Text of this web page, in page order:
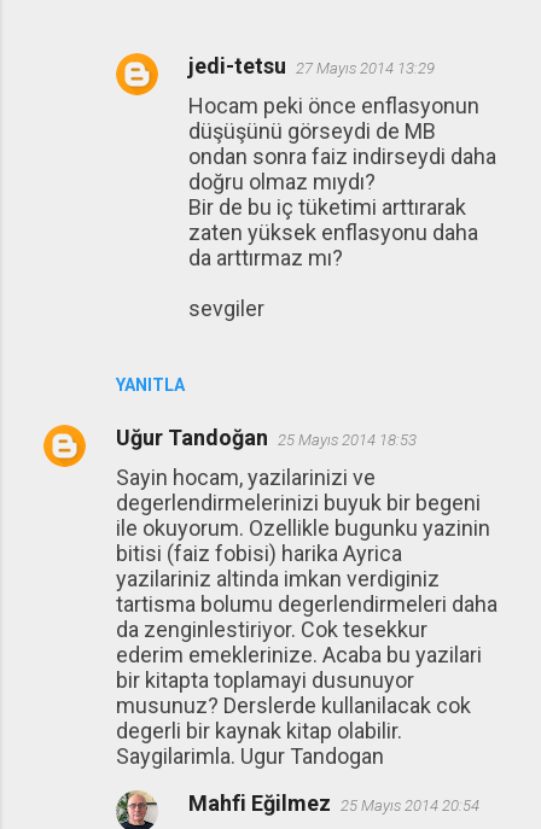
YANITLA
jedi-tetsu 27 Mayıs 2014 13:29
Hocam peki önce enflasyonun
düşüşünü görseydi de MB
ondan sonra faiz indirseydi daha
doğru olmaz mıydı?
Bir de bu iç tüketimi arttırarak
zaten yüksek enflasyonu daha
da arttırmaz mı?
sevgiler
Uğur Tandoğan 25 Mayıs 2014 18:53
Sayin hocam, yazilarinizi ve
degerlendirmelerinizi buyuk bir begeni
ile okuyorum. Ozellikle bugunku yazinin
bitisi (faiz fobisi) harika Ayrica
yazilariniz altinda imkan verdiginiz
tartisma bolumu degerlendirmeleri daha
da zenginlestiriyor. Cok tesekkur
ederim emeklerinize. Acaba bu yazilari
bir kitapta toplamayi dusunuyor
musunuz? Derslerde kullanilacak cok
degerli bir kaynak kitap olabilir.
Saygilarimla. Ugur Tandogan
Mahfi Eğilmez 25 Mayıs 2014 20:54